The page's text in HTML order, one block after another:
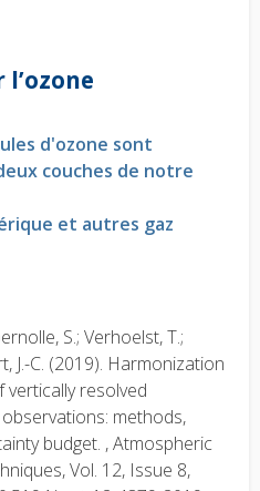
d'ozone sont
couches de notre
et autres gaz
S.; Verhoelst, T.;
J.-C. (2019). Harmonization
resolved
methods,
budget. , Atmospheric
Vol. 12, Issue 8,